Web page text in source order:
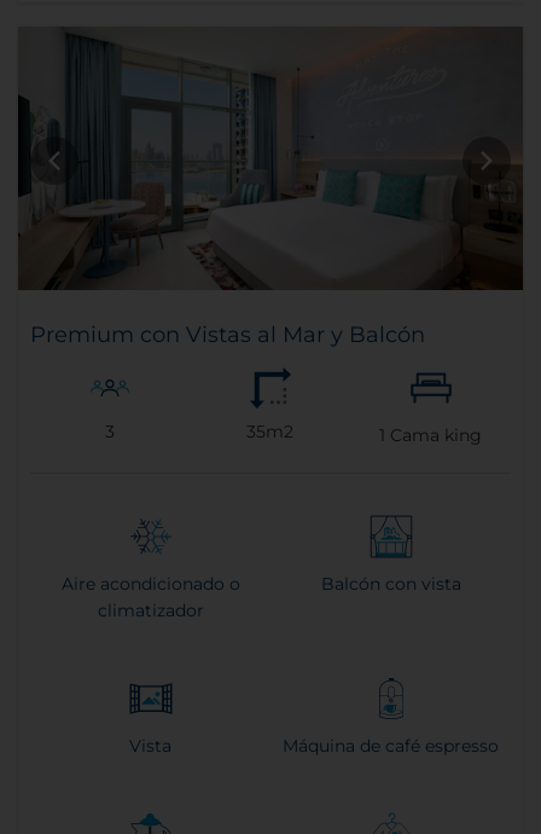
Premium con Vistas al Mar y Balcón
3 35m2 1 Cama king
Aire acondicionado o
climatizador
Balcón con vista
Vista Máquina de café espresso